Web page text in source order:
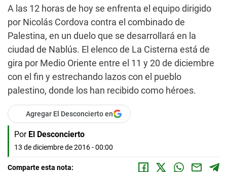
A las 12 horas de hoy se enfrenta el equipo dirigido
por Nicolás Cordova contra el combinado de
Palestina, en un duelo que se desarrollará en la
ciudad de Nablús. El elenco de La Cisterna está de
gira por Medio Oriente entre el 11 y 20 de diciembre
con el fin y estrechando lazos con el pueblo
palestino, donde los han recibido como héroes.
Agregar El Desconcierto en
Por El Desconcierto
13 de diciembre de 2016 - 00:00
Comparte esta nota: